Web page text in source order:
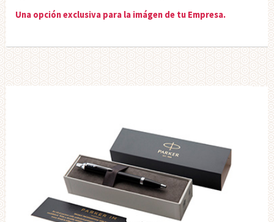
Una opción exclusiva para la imágen de tu Empresa.